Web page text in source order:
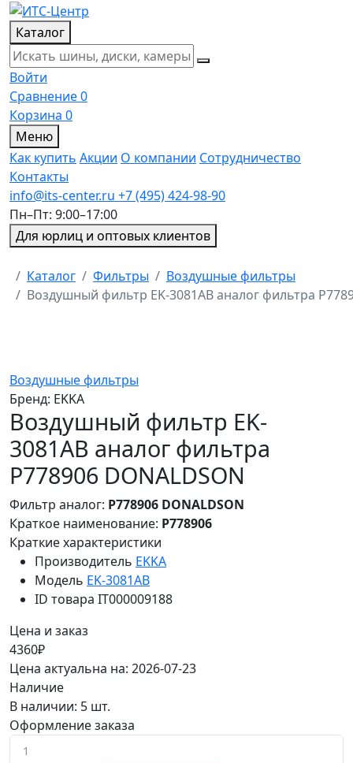
Каталог
Войти
Сравнение0
Корзина 0
Меню
Как купить Акции О компании Сотрудничество
Контакты
info@its-center.ru +7 (495) 424-98-90
Пн–Пт: 9:00–17:00
Для юрлиц и оптовых клиентов
Главная
Каталог Фильтры
Воздушные фильтры
Воздушный фильтр EK-3081AB аналог фильтра
Воздушные фильтры
Бренд: EKKA
Воздушный фильтр EK-
3081AB аналог фильтра
P778906 DONALDSON
Фильтр аналог: P778906 DONALDSON
Краткое наименование: P778906
Краткие характеристики
Производитель EKKA
Модель EK-3081AB
ID товара IT000009188
Цена и заказ
4360₽
Цена актуальна на: 2026-07-23
Наличие
В наличии: 5 шт.
Оформление заказа